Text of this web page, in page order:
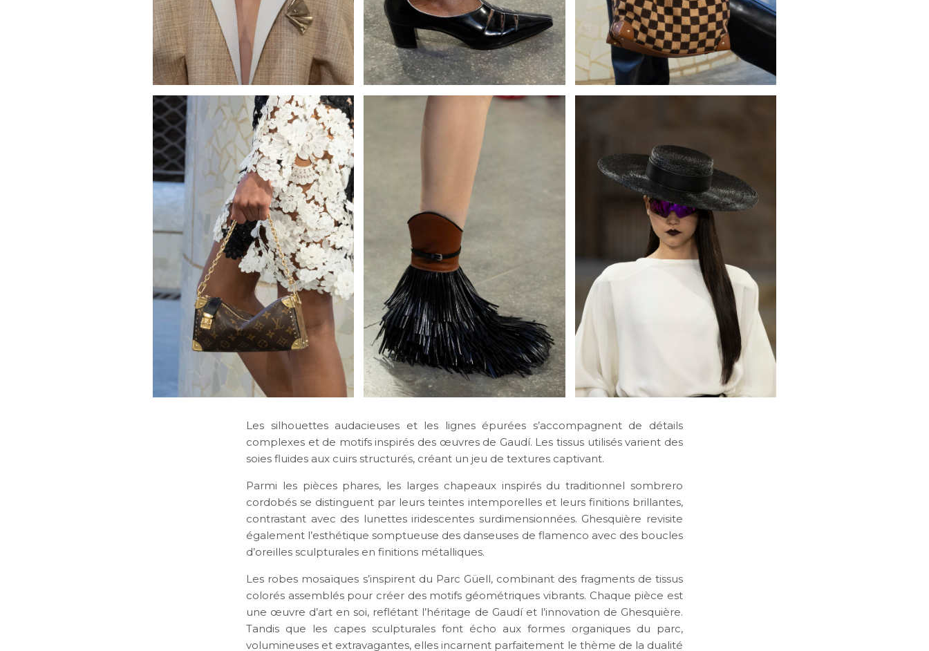
Les silhouettes audacieuses et les lignes épurées s’accompagnent de détails
complexes et de motifs inspirés des œuvres de Gaudí. Les tissus utilisés varient des
soies fluides aux cuirs structurés, créant un jeu de textures captivant.
Parmi les pièces phares, les larges chapeaux inspirés du traditionnel sombrero
cordobés se distinguent par leurs teintes intemporelles et leurs finitions brillantes,
contrastant avec des lunettes iridescentes surdimensionnées. Ghesquière revisite
également l’esthétique somptueuse des danseuses de flamenco avec des boucles
d’oreilles sculpturales en finitions métalliques.
Les robes mosaïques s’inspirent du Parc Güell, combinant des fragments de tissus
colorés assemblés pour créer des motifs géométriques vibrants. Chaque pièce est
une œuvre d’art en soi, reflétant l’héritage de Gaudí et l’innovation de Ghesquière.
Tandis que les capes sculpturales font écho aux formes organiques du parc,
volumineuses et extravagantes, elles incarnent parfaitement le thème de la dualité